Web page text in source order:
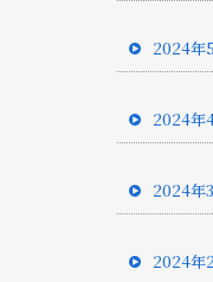
2024年
2024年
2024年
2024年